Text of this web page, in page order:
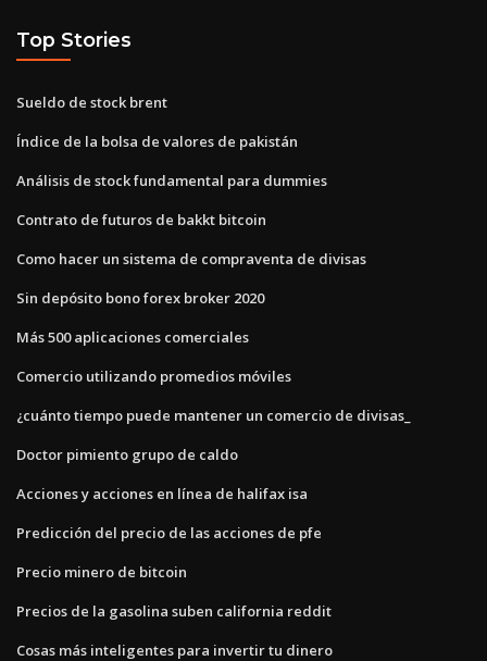
Top Stories
Sueldo de stock brent
Índice de la bolsa de valores de pakistán
Análisis de stock fundamental para dummies
Contrato de futuros de bakkt bitcoin
Como hacer un sistema de compraventa de divisas
Sin depósito bono forex broker 2020
Más 500 aplicaciones comerciales
Comercio utilizando promedios móviles
¿cuánto tiempo puede mantener un comercio de divisas_
Doctor pimiento grupo de caldo
Acciones y acciones en línea de halifax isa
Predicción del precio de las acciones de pfe
Precio minero de bitcoin
Precios de la gasolina suben california reddit
Cosas más inteligentes para invertir tu dinero